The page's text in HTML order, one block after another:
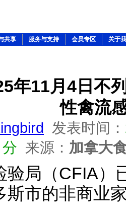
共享 服务与支持 会员专区 关于
年11月4日不
性禽流
发表时间：
分 来源： 加拿大
验局（CFIA）
斯市的非商业